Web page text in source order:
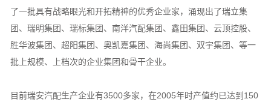
了一批具有战略眼光和开拓精神的优秀企业家，涌现出了瑞立集
团、瑞明集团、瑞标集团、南洋汽配集团、鑫田集团、云顶控股、
胜华波集团、超阳集团、奥凯嘉集团、海尚集团、双宇集团、等一
批上规模、上档次的企业集团和骨干企业。
目前瑞安汽配生产企业有3500多家，在2005年时产值约已达到150